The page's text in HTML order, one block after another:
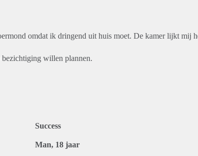
omdat ik dringend uit huis moet. De kamer lijkt mij
bezichtiging willen plannen.
Success
Man, 18 jaar